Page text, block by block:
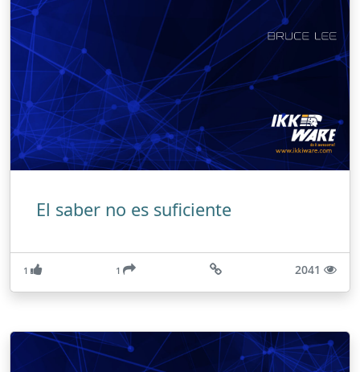
El saber no es suficiente
1 1 2041